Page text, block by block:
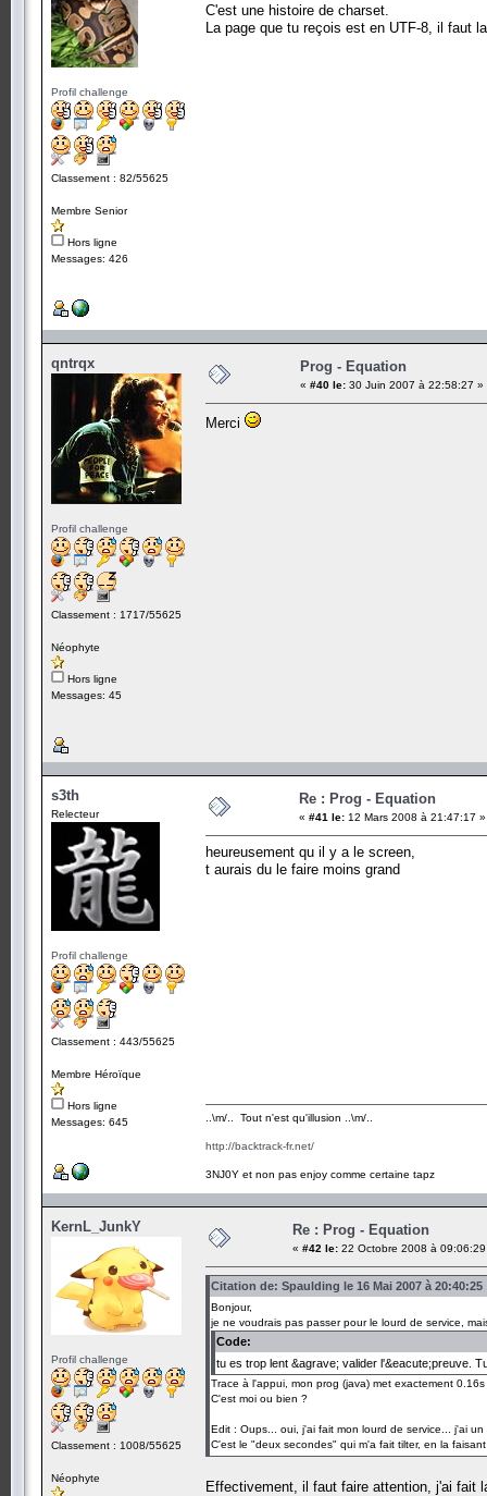
Profil challenge
Classement : 82/55625
Membre Senior
Hors ligne
Messages: 426
C'est une histoire de charset.
La page que tu reçois est en UTF-8, il faut
qntrqx
Profil challenge
Classement : 1717/55625
Néophyte
Hors ligne
Messages: 45
Prog - Equation
« #40 le: 30 Juin 2007 à 22:58:27 »
Merci
s3th
Relecteur
Profil challenge
Classement : 443/55625
Membre Héroïque
Hors ligne
Messages: 645
Re : Prog - Equation
« #41 le: 12 Mars 2008 à 21:47:17 »
heureusement qu il y a le screen,
t aurais du le faire moins grand
..\m/.. Tout n'est qu'illusion ..\m/..
http://backtrack-fr.net/
3NJ0Y et non pas enjoy comme certaine tapz
KernL_JunkY
Profil challenge
Classement : 1008/55625
Néophyte
Re : Prog - Equation
« #42 le: 22 Octobre 2008 à
Citation de: Spaulding le 16 Mai 2007 à 20:40:25
Bonjour,
je ne voudrais pas passer pour le lourd de service,
Code:
tu es trop lent &agrave; valider l'&eacute;preuve.
Trace à l'appui, mon prog (java) met exactement
C'est moi ou bien ?
Edit : Oups... oui, j'ai fait mon lourd de service... j'ai
C'est le "deux secondes" qui m'a fait tilter, en la
Effectivement, il faut faire attention, j'ai fait